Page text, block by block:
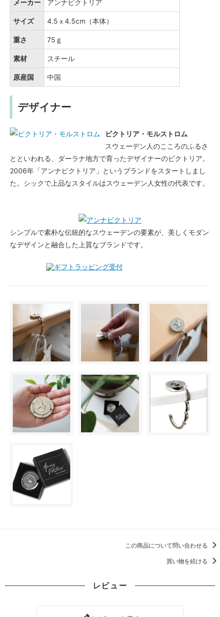
メーカー アンナビクトリア
サイズ 4.5ｘ4.5cm（本体）
重さ 75ｇ
素材 スチール
原産国 中国
デザイナー
ビクトリア・モルストロム
スウェーデン人のこころのふるさ
とといわれる、ダーラナ地方で育ったデザイナーのビクトリア。
2006年「アンナビクトリア」というブランドをスタートしまし
た。シックで上品なスタイルはスウェーデン人女性の代表です。
シンプルで素朴な伝統的なスウェーデンの要素が、美しくモダン
なデザインと融合した上質なブランドです。
この商品について問い合わせる
買い物を続ける
レビュー